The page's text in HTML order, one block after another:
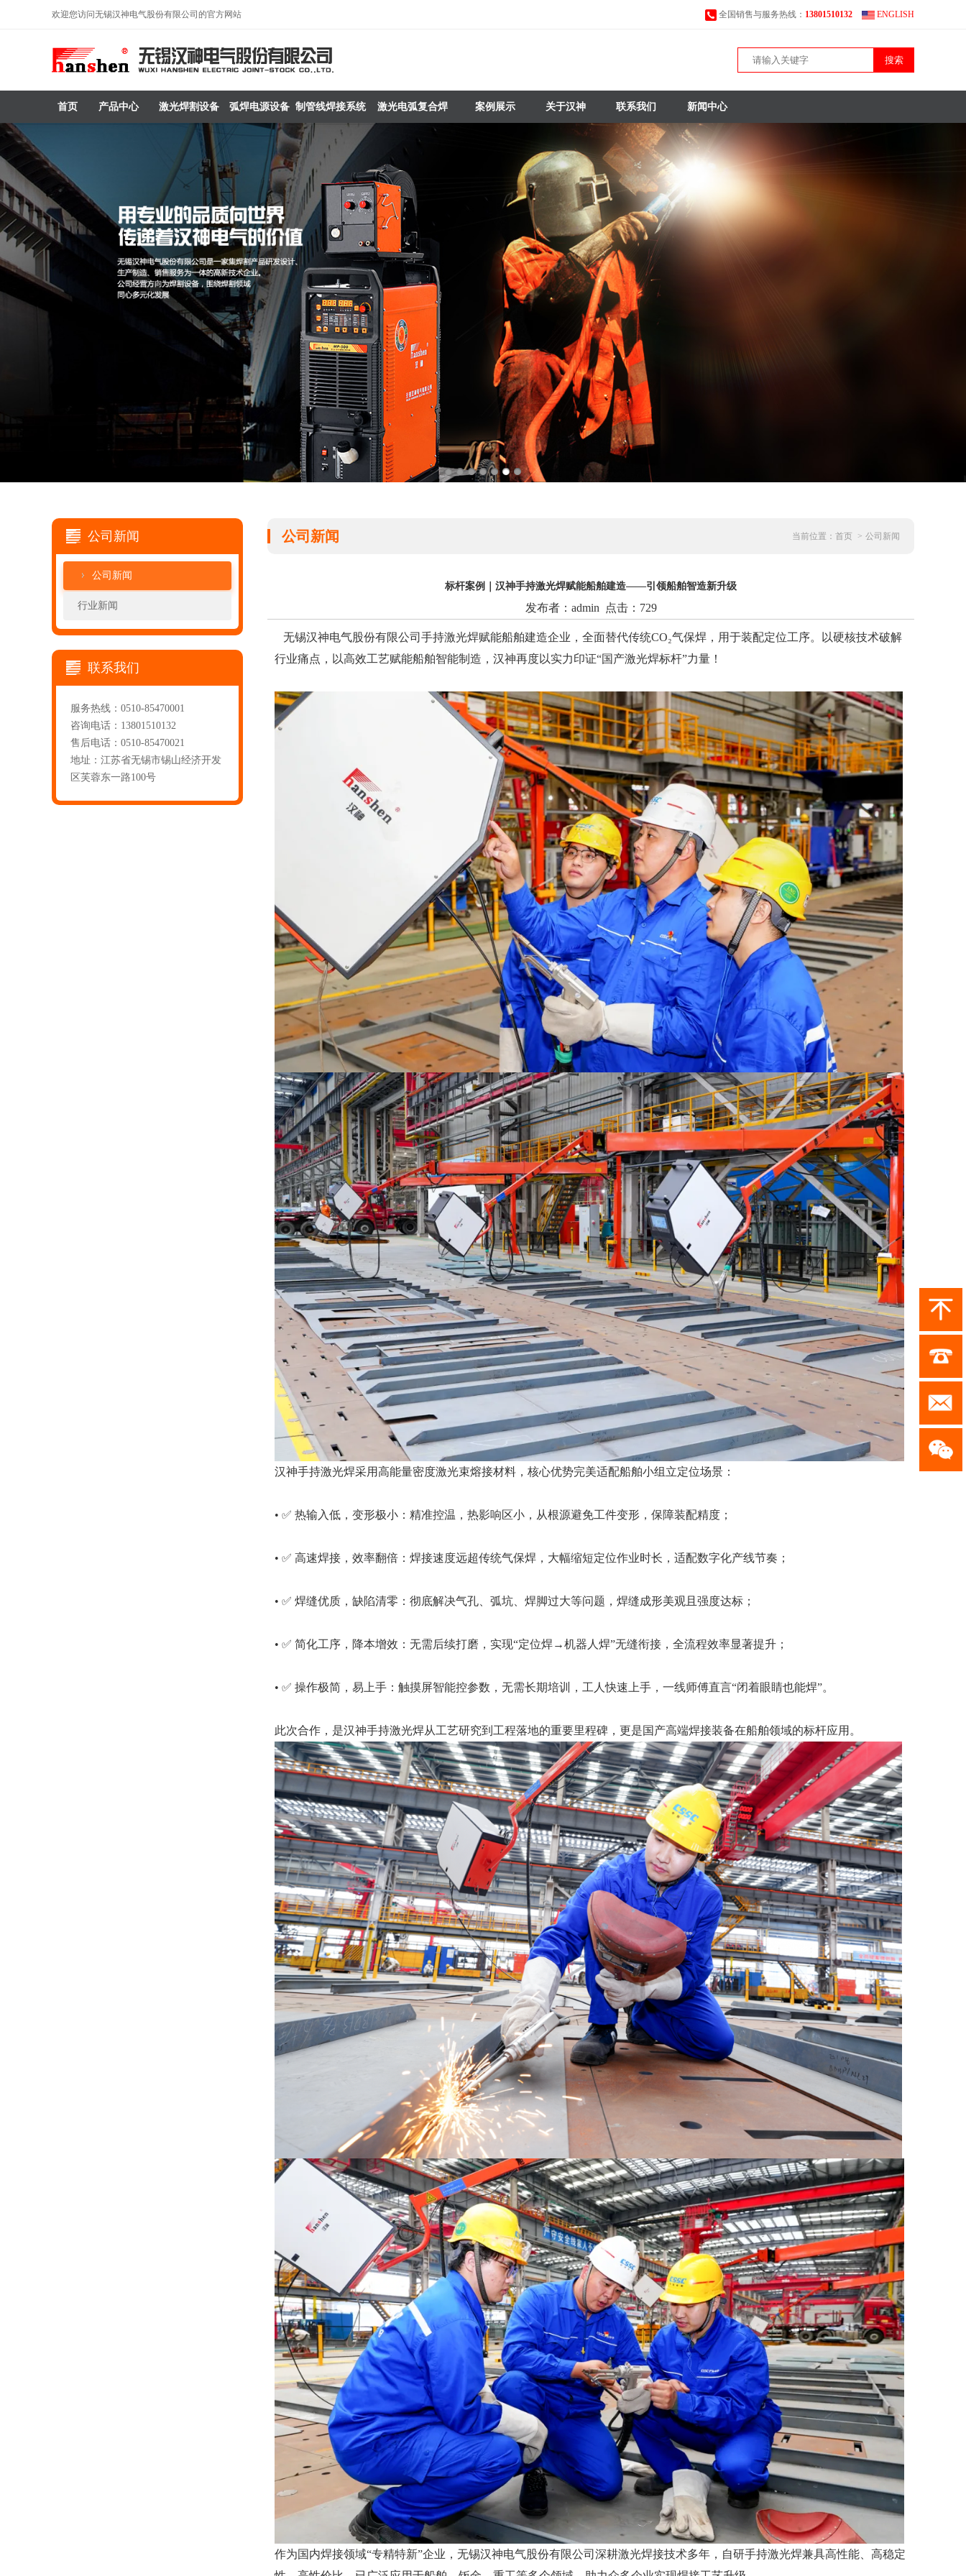
欢迎您访问无锡汉神电气股份有限公司的官方网站 全国销售与服务热线： 13801510132 ENGLISH
搜索
首页 产品中心 激光焊割设备 弧焊电源设备 制管线焊接系统 激光电弧复合焊 案例展示 关于汉神 联系我们 新闻中心
公司新闻
公司新闻
行业新闻
联系我们
服务热线：0510-85470001
咨询电话：13801510132
售后电话：0510-85470021
地址：江苏省无锡市锡山经济开发
区芙蓉东一路100号
公司新闻 当前位置： 首页 > 公司新闻
标杆案例｜汉神手持激光焊赋能船舶建造——引领船舶智造新升级
发布者：admin 点击：729
无锡汉神电气股份有限公司手持激光焊赋能船舶建造企业，全面替代传统CO₂气保焊，用于装配定位工序。以硬核技术破解
行业痛点，以高效工艺赋能船舶智能制造，汉神再度以实力印证“国产激光焊标杆”力量！
汉神手持激光焊采用高能量密度激光束熔接材料，核心优势完美适配船舶小组立定位场景：
• ✅ 热输入低，变形极小：精准控温，热影响区小，从根源避免工件变形，保障装配精度；
• ✅ 高速焊接，效率翻倍：焊接速度远超传统气保焊，大幅缩短定位作业时长，适配数字化产线节奏；
• ✅ 焊缝优质，缺陷清零：彻底解决气孔、弧坑、焊脚过大等问题，焊缝成形美观且强度达标；
• ✅ 简化工序，降本增效：无需后续打磨，实现“定位焊→机器人焊”无缝衔接，全流程效率显著提升；
• ✅ 操作极简，易上手：触摸屏智能控参数，无需长期培训，工人快速上手，一线师傅直言“闭着眼睛也能焊”。
此次合作，是汉神手持激光焊从工艺研究到工程落地的重要里程碑，更是国产高端焊接装备在船舶领域的标杆应用。
作为国内焊接领域“专精特新”企业，无锡汉神电气股份有限公司深耕激光焊接技术多年，自研手持激光焊兼具高性能、高稳定